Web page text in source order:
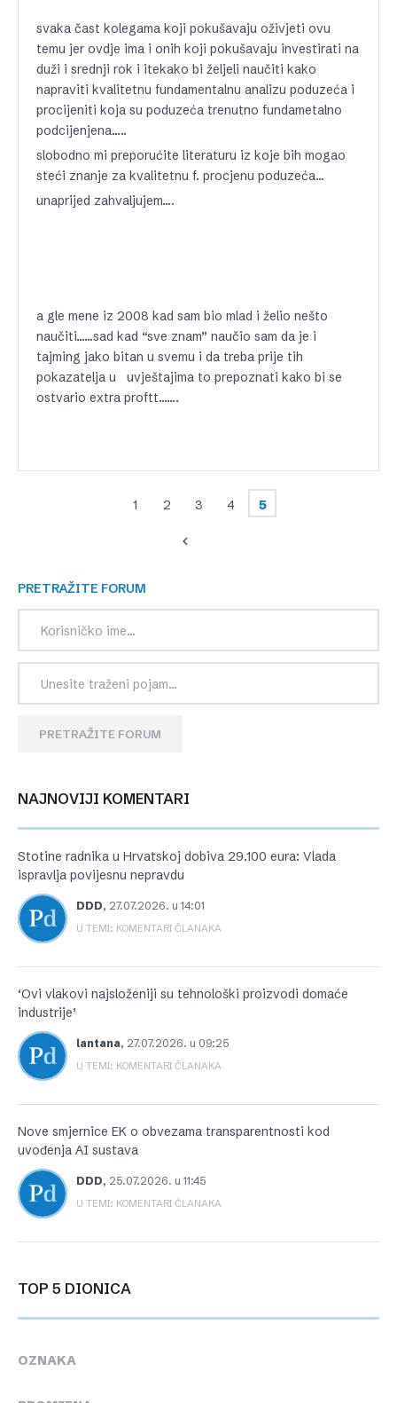
svaka čast kolegama koji pokušavaju oživjeti ovu
temu jer ovdje ima i onih koji pokušavaju investirati na
duži i srednji rok i itekako bi željeli naučiti kako
napraviti kvalitetnu fundamentalnu analizu poduzeća i
procijeniti koja su poduzeća trenutno fundametalno
podcijenjena…..
slobodno mi preporućite literaturu iz koje bih mogao
steći znanje za kvalitetnu f. procjenu poduzeća…
unaprijed zahvaljujem….
a gle mene iz 2008 kad sam bio mlad i želio nešto
naučiti……sad kad “sve znam” naučio sam da je i
tajming jako bitan u svemu i da treba prije tih
pokazatelja u uvještajima to prepoznati kako bi se
ostvario extra proftt…….
1 2 3 4 5
PRETRAŽITE FORUM
PRETRAŽITE FORUM
NAJNOVIJI KOMENTARI
Stotine radnika u Hrvatskoj dobiva 29.100 eura: Vlada
ispravlja povijesnu nepravdu
DDD, 27.07.2026. u 14:01
U TEMI: KOMENTARI ČLANAKA
‘Ovi vlakovi najsloženiji su tehnološki proizvodi domaće
industrije’
lantana, 27.07.2026. u 09:25
U TEMI: KOMENTARI ČLANAKA
Nove smjernice EK o obvezama transparentnosti kod
uvođenja AI sustava
DDD, 25.07.2026. u 11:45
U TEMI: KOMENTARI ČLANAKA
TOP 5 DIONICA
OZNAKA